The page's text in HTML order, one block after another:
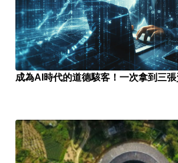
成為AI時代的道德駭客！一次拿到三